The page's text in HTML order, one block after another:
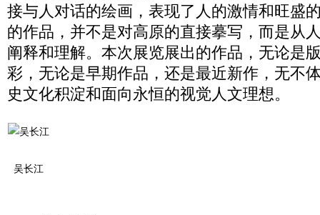
接与人对话的绘画，表现了人的激情和旺盛
的作品，并不是对高原的直接摹写，而是从
阐释和理解。本次展览展出的作品，无论是
彩，无论是早期作品，还是最近新作，无不
史文化积淀和面向永恒的视觉人文理想。
吴长江